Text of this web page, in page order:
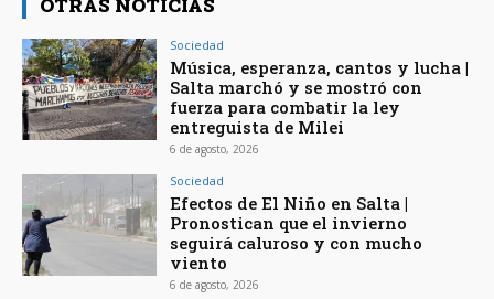
Sociedad
Música, esperanza, cantos y lucha |
Salta marchó y se mostró con
fuerza para combatir la ley
entreguista de Milei
6 de agosto, 2026
Sociedad
Efectos de El Niño en Salta |
Pronostican que el invierno
seguirá caluroso y con mucho
viento
6 de agosto, 2026